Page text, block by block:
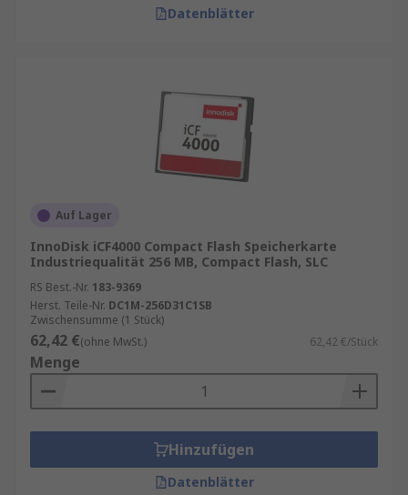
Datenblätter
Auf Lager
InnoDisk iCF4000 Compact Flash Speicherkarte
Industriequalität 256 MB, Compact Flash, SLC
RS Best.-Nr. 183-9369
Herst. Teile-Nr. DC1M-256D31C1SB
Zwischensumme (1 Stück)
62,42 €(ohne MwSt.) 62,42 €/Stück
Menge
Hinzufügen
Datenblätter